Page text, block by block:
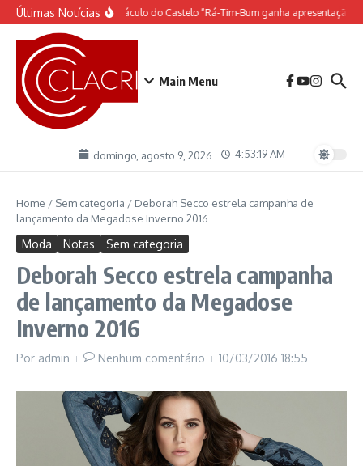
Ir para o conteúdo
Últimas NotíciasO espetáculo do Castelo “Rá-Tim-Bum ganha apresentação
Main Menu
domingo, agosto 9, 2026 4:53:20 AM
Home / Sem categoria / Deborah Secco estrela campanha de
lançamento da Megadose Inverno 2016
Moda Notas Sem categoria
Deborah Secco estrela campanha
de lançamento da Megadose
Inverno 2016
Por admin Nenhum comentário 10/03/2016 18:55